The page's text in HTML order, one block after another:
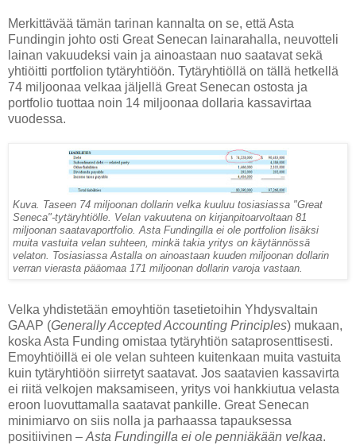
Merkittävää tämän tarinan kannalta on se, että Asta
Fundingin johto osti Great Senecan lainarahalla, neuvotteli
lainan vakuudeksi vain ja ainoastaan nuo saatavat sekä
yhtiöitti portfolion tytäryhtiöön. Tytäryhtiöllä on tällä hetkellä
74 miljoonaa velkaa jäljellä Great Senecan ostosta ja
portfolio tuottaa noin 14 miljoonaa dollaria kassavirtaa
vuodessa.
Kuva. Taseen 74 miljoonan dollarin velka kuuluu tosiasiassa "Great
Seneca"-tytäryhtiölle. Velan vakuutena on kirjanpitoarvoltaan 81
miljoonan saatavaportfolio. Asta Fundingilla ei ole portfolion lisäksi
muita vastuita velan suhteen, minkä takia yritys on käytännössä
velaton. Tosiasiassa Astalla on ainoastaan kuuden miljoonan dollarin
verran vierasta pääomaa 171 miljoonan dollarin varoja vastaan.
Velka yhdistetään emoyhtiön tasetietoihin Yhdysvaltain
GAAP (Generally Accepted Accounting Principles) mukaan,
koska Asta Funding omistaa tytäryhtiön sataprosenttisesti.
Emoyhtiöillä ei ole velan suhteen kuitenkaan muita vastuita
kuin tytäryhtiöön siirretyt saatavat. Jos saatavien kassavirta
ei riitä velkojen maksamiseen, yritys voi hankkiutua velasta
eroon luovuttamalla saatavat pankille. Great Senecan
minimiarvo on siis nolla ja parhaassa tapauksessa
positiivinen – Asta Fundingilla ei ole penniäkään velkaa.